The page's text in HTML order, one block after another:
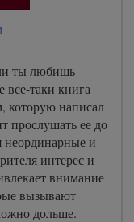
ты любишь
все-таки книга
которую написал
прослушать ее до
неординарные и
интерес и
внимание
вызывают
дольше.